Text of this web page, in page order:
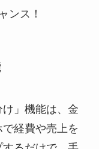
ンス！
」機能は、金
経費や売上を